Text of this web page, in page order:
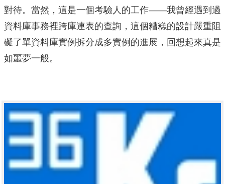
對待。當然，這是一個考驗人的工作——我曾經遇到過
資料庫事務裡跨庫連表的查詢，這個糟糕的設計嚴重阻
礙了單資料庫實例拆分成多實例的進展，回想起來真是
如噩夢一般。